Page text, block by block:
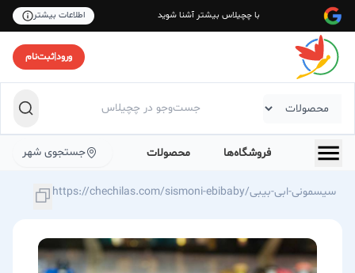
با چچیلاس بیشتر آشنا شوید اطلاعات بیشتر
ورود|ثبت‌نام
فروشگاه‌ها محصولات جستجوی شهر
https://chechilas.com/sismoni-ebibaby/سیسمونی-ابی-بیبی